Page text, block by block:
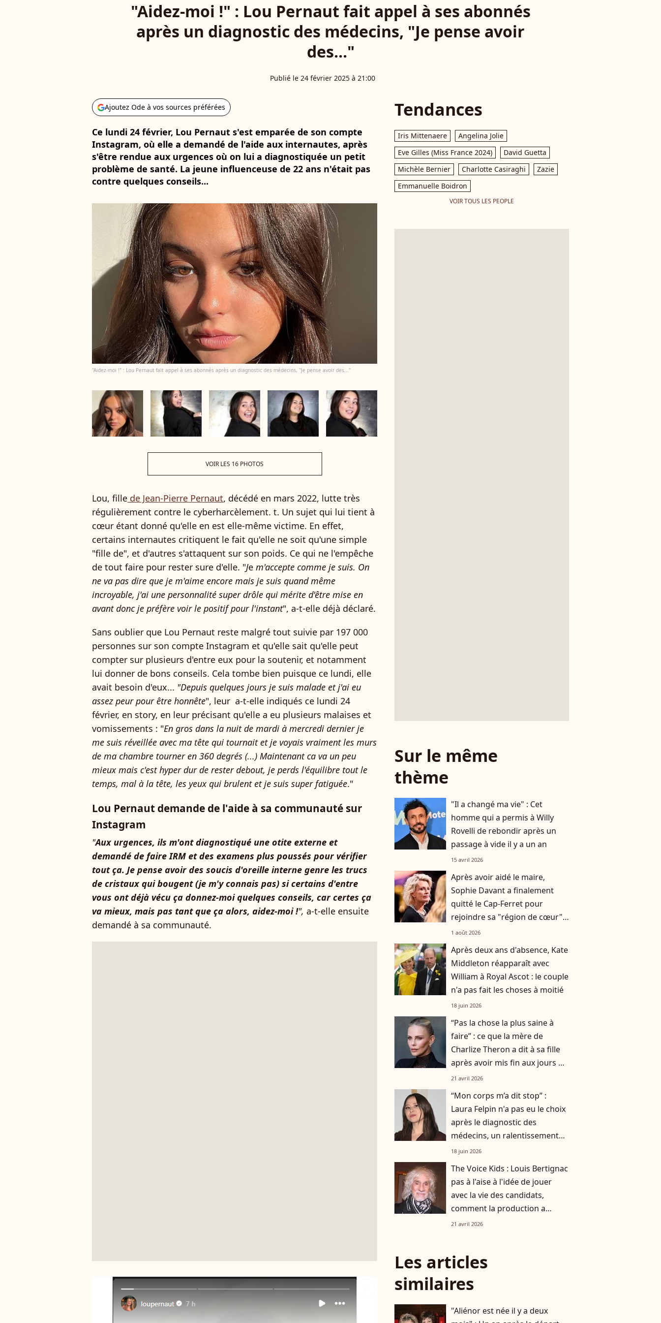
"Aidez-moi !" : Lou Pernaut fait appel à ses abonnés
après un diagnostic des médecins, "Je pense avoir
des..."
Publié le 24 février 2025 à 21:00
Ajoutez Ode à vos sources préférées
Ce lundi 24 février, Lou Pernaut s'est emparée de son compte
Instagram, où elle a demandé de l'aide aux internautes, après
s'être rendue aux urgences où on lui a diagnostiquée un petit
problème de santé. La jeune influenceuse de 22 ans n'était pas
contre quelques conseils...
"Aidez-moi !" : Lou Pernaut fait appel à ses abonnés après un diagnostic des médecins, "Je pense avoir des..."
VOIR LES 16 PHOTOS
Lou, fille de Jean-Pierre Pernaut, décédé en mars 2022, lutte très
régulièrement contre le cyberharcèlement. t. Un sujet qui lui tient à
cœur étant donné qu'elle en est elle-même victime. En effet,
certains internautes critiquent le fait qu'elle ne soit qu'une simple
"fille de", et d'autres s'attaquent sur son poids. Ce qui ne l'empêche
de tout faire pour rester sure d'elle. "Je m'accepte comme je suis. On
ne va pas dire que je m'aime encore mais je suis quand même
incroyable, j'ai une personnalité super drôle qui mérite d'être mise en
avant donc je préfère voir le positif pour l'instant", a-t-elle déjà déclaré.
Sans oublier que Lou Pernaut reste malgré tout suivie par 197 000
personnes sur son compte Instagram et qu'elle sait qu'elle peut
compter sur plusieurs d'entre eux pour la soutenir, et notamment
lui donner de bons conseils. Cela tombe bien puisque ce lundi, elle
avait besoin d'eux... "Depuis quelques jours je suis malade et j'ai eu
assez peur pour être honnête", leur a-t-elle indiqués ce lundi 24
février, en story, en leur précisant qu'elle a eu plusieurs malaises et
vomissements : "En gros dans la nuit de mardi à mercredi dernier je
me suis réveillée avec ma tête qui tournait et je voyais vraiment les murs
de ma chambre tourner en 360 degrés (...) Maintenant ca va un peu
mieux mais c'est hyper dur de rester debout, je perds l'équilibre tout le
temps, mal à la tête, les yeux qui brulent et je suis super fatiguée."
Lou Pernaut demande de l'aide à sa communauté sur
Instagram
"Aux urgences, ils m'ont diagnostiqué une otite externe et
demandé de faire IRM et des examens plus poussés pour vérifier
tout ça. Je pense avoir des soucis d'oreille interne genre les trucs
de cristaux qui bougent (je m'y connais pas) si certains d'entre
vous ont déjà vécu ça donnez-moi quelques conseils, car certes ça
va mieux, mais pas tant que ça alors, aidez-moi !", a-t-elle ensuite
demandé à sa communauté.
Tendances
Iris Mittenaere
Angelina Jolie
Eve Gilles (Miss France 2024)
David Guetta
Michèle Bernier
Charlotte Casiraghi
Zazie
Emmanuelle Boidron
VOIR TOUS LES PEOPLE
Sur le même
thème
"Il a changé ma vie" : Cet
homme qui a permis à Willy
Rovelli de rebondir après un
passage à vide il y a un an
15 avril 2026
Après avoir aidé le maire,
Sophie Davant a finalement
quitté le Cap-Ferret pour
rejoindre sa "région de cœur",
à plus de 600 km
1 août 2026
Après deux ans d'absence, Kate
Middleton réapparaît avec
William à Royal Ascot : le couple
n'a pas fait les choses à moitié
18 juin 2026
“Pas la chose la plus saine à
faire” : ce que la mère de
Charlize Theron a dit à sa fille
après avoir mis fin aux jours de
son père
21 avril 2026
“Mon corps m’a dit stop” :
Laura Felpin n'a pas eu le choix
après le diagnostic des
médecins, un ralentissement
nécessaire
18 juin 2026
The Voice Kids : Louis Bertignac
pas à l'aise à l'idée de jouer
avec la vie des candidats,
comment la production a
réussi à le faire rempiler
21 avril 2026
Les articles
similaires
"Aliénor est née il y a deux